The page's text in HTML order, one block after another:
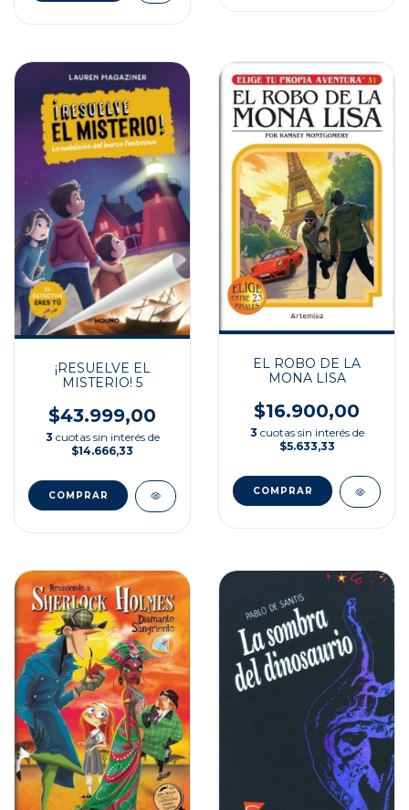
¡RESUELVE EL
MISTERIO! 5
$43.999,00
3 cuotas sin interés de
$14.666,33
EL ROBO DE LA
MONA LISA
$16.900,00
3 cuotas sin interés de
$5.633,33